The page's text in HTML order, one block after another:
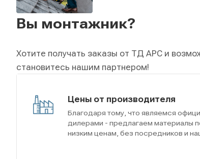
Вы монтажник?
Хотите получать заказы от ТД АРС и
становитесь нашим партнером!
Цены от производителя
Благодаря тому, что являемся
дилерами - предлагаем материалы
низким ценам, без посредников и